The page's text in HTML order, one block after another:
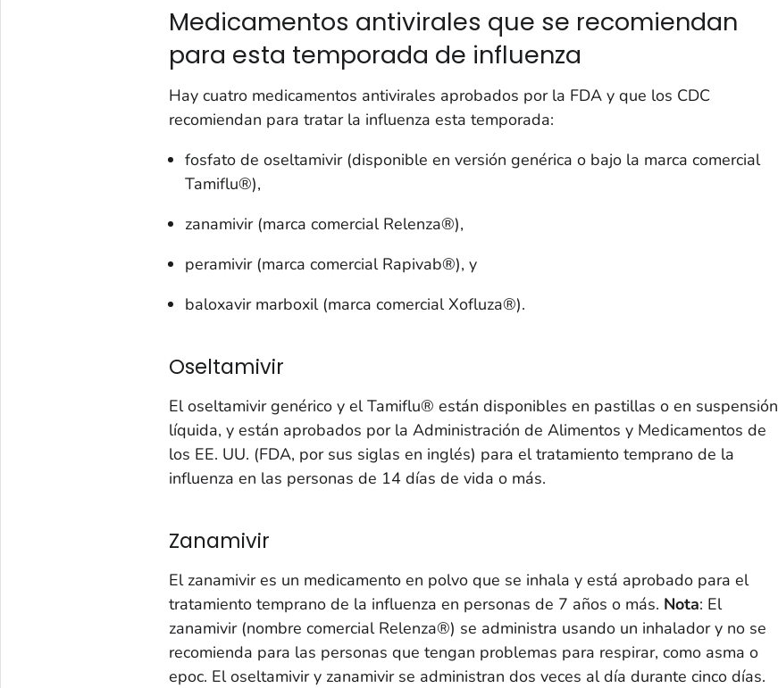
Medicamentos antivirales que se recomiendan
para esta temporada de influenza
Hay cuatro medicamentos antivirales aprobados por la FDA y que los CDC
recomiendan para tratar la influenza esta temporada:
fosfato de oseltamivir (disponible en versión genérica o bajo la marca comercial
Tamiflu®),
zanamivir (marca comercial Relenza®),
peramivir (marca comercial Rapivab®), y
baloxavir marboxil (marca comercial Xofluza®).
Oseltamivir
El oseltamivir genérico y el Tamiflu® están disponibles en pastillas o en suspensión
líquida, y están aprobados por la Administración de Alimentos y Medicamentos de
los EE. UU. (FDA, por sus siglas en inglés) para el tratamiento temprano de la
influenza en las personas de 14 días de vida o más.
Zanamivir
El zanamivir es un medicamento en polvo que se inhala y está aprobado para el
tratamiento temprano de la influenza en personas de 7 años o más. Nota: El
zanamivir (nombre comercial Relenza®) se administra usando un inhalador y no se
recomienda para las personas que tengan problemas para respirar, como asma o
epoc. El oseltamivir y zanamivir se administran dos veces al día durante cinco días.